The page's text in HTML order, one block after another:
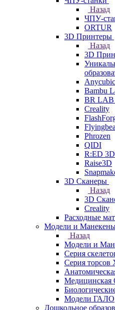
Назад
ЧПУ-
ORTUR
3D Принтеры
Назад
3D
Anycubic
Bambu
BR LAB
Creality
Phrozen
QIDI
R:ED 3D
Raise3D
3D Сканеры
Назад
3D
Creality
Расходные
Модели и
Назад
Модели и
Серия
Серия торсов
Медицинская
Модели ГАЛО
Дошкольное